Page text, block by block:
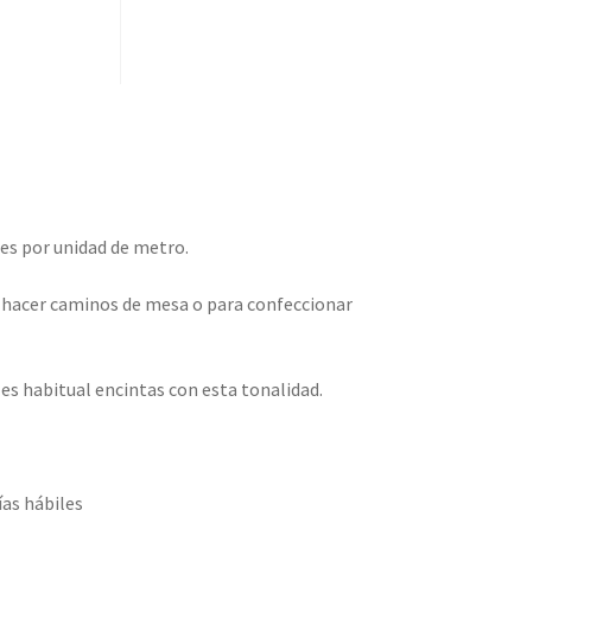
por unidad de metro.
caminos de mesa o para confeccionar
habitual encintas con esta tonalidad.
hábiles